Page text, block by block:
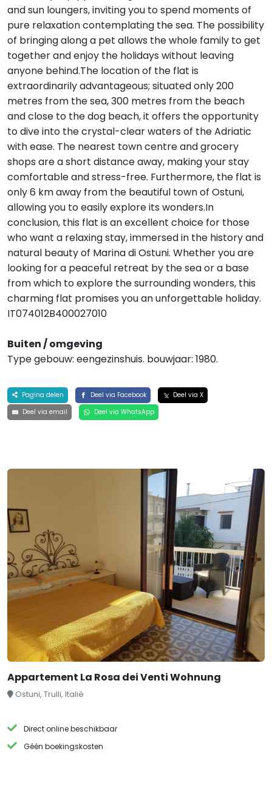
and sun loungers, inviting you to spend moments of
pure relaxation contemplating the sea. The possibility
of bringing along a pet allows the whole family to get
together and enjoy the holidays without leaving
anyone behind.The location of the flat is
extraordinarily advantageous; situated only 200
metres from the sea, 300 metres from the beach
and close to the dog beach, it offers the opportunity
to dive into the crystal-clear waters of the Adriatic
with ease. The nearest town centre and grocery
shops are a short distance away, making your stay
comfortable and stress-free. Furthermore, the flat is
only 6 km away from the beautiful town of Ostuni,
allowing you to easily explore its wonders.In
conclusion, this flat is an excellent choice for those
who want a relaxing stay, immersed in the history and
natural beauty of Marina di Ostuni. Whether you are
looking for a peaceful retreat by the sea or a base
from which to explore the surrounding wonders, this
charming flat promises you an unforgettable holiday.
IT074012B400027010
Buiten / omgeving
Type gebouw: eengezinshuis. bouwjaar: 1980.
Pagina delen Deel via Facebook
Deel via X
Deel via email
Deel via WhatsApp
Appartement La Rosa dei Venti Wohnung
Ostuni, Trulli, Italië
Direct online beschikbaar
Géén boekingskosten